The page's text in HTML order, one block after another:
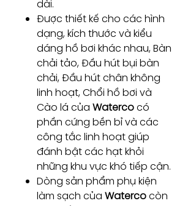
dài.
Được thiết kế cho các hình
dạng, kích thước và kiểu
dáng hồ bơi khác nhau, Bàn
chải tảo, Đầu hút bụi bàn
chải, Đầu hút chân không
linh hoạt, Chổi hồ bơi và
Cào lá của Watercocó
phần cứng bền bỉ và các
công tắc linh hoạt giúp
đánh bật các hạt khỏi
những khu vực khó tiếp cận.
Dòng sản phẩm phụ kiện
làm sạch của Watercocòn